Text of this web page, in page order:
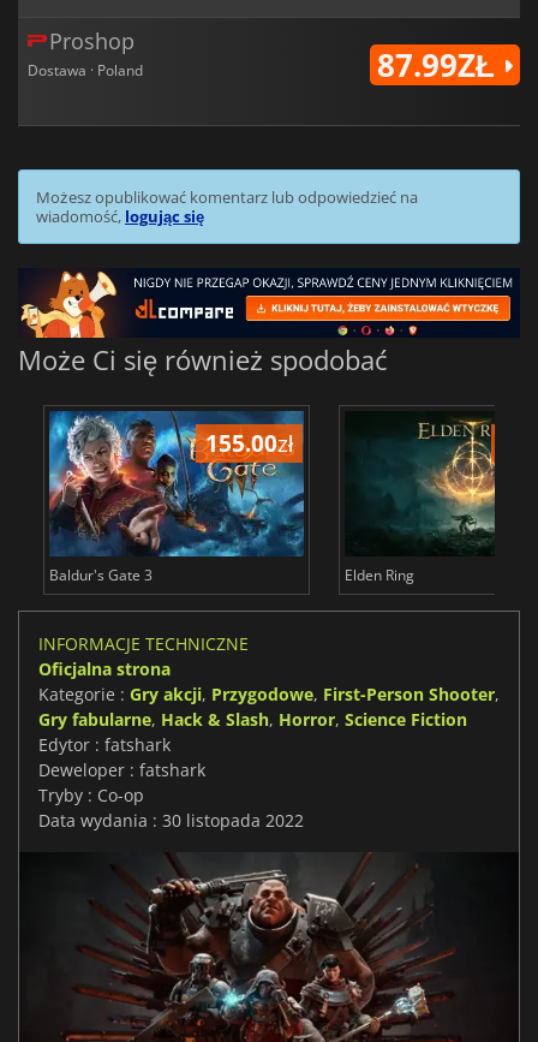
Proshop
Dostawa · Poland 87.99ZŁ
Możesz opublikować komentarz lub odpowiedzieć na
wiadomość, logując się
Może Ci się również spodobać
155.00zł
Baldur's Gate 3 Elden Ring
INFORMACJE TECHNICZNE
Oficjalna strona
Kategorie : Gry akcji, Przygodowe, First-Person Shooter,
Gry fabularne, Hack & Slash, Horror, Science Fiction
Edytor : fatshark
Deweloper : fatshark
Tryby : Co-op
Data wydania : 30 listopada 2022